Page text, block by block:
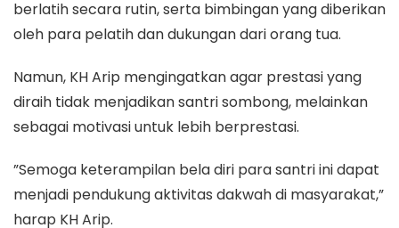
berlatih secara rutin, serta bimbingan yang diberikan
oleh para pelatih dan dukungan dari orang tua.
Namun, KH Arip mengingatkan agar prestasi yang
diraih tidak menjadikan santri sombong, melainkan
sebagai motivasi untuk lebih berprestasi.
”Semoga keterampilan bela diri para santri ini dapat
menjadi pendukung aktivitas dakwah di masyarakat,”
harap KH Arip.